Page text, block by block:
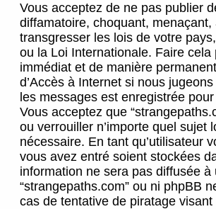
Vous acceptez de ne pas publier
diffamatoire, choquant,
transgresser les lois de votre
ou la Loi Internationale. Faire
immédiat et de manière
d’Accès à Internet si nous
les messages est enregistrée
Vous acceptez que
ou verrouiller n’importe quel sujet
nécessaire. En tant qu’utilisateur
vous avez entré soient stockées
information ne sera pas diffusée
“strangepaths.com” ou ni phpBB
cas de tentative de piratage